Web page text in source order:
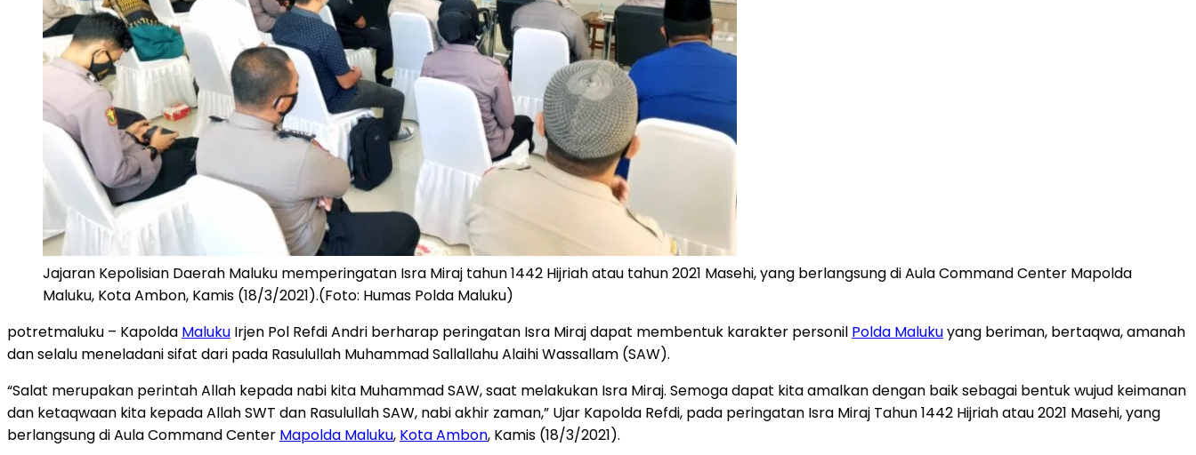
Jajaran Kepolisian Daerah Maluku memperingatan Isra Miraj tahun 1442 Hijriah atau tahun 2021 Masehi, yang berlangsung di Aula Command Center Mapolda
Maluku, Kota Ambon, Kamis (18/3/2021).(Foto: Humas Polda Maluku)
potretmaluku – Kapolda Maluku Irjen Pol Refdi Andri berharap peringatan Isra Miraj dapat membentuk karakter personil Polda Malukuyang beriman, bertaqwa, amanah
dan selalu meneladani sifat dari pada Rasulullah Muhammad Sallallahu Alaihi Wassallam (SAW).
“Salat merupakan perintah Allah kepada nabi kita Muhammad SAW, saat melakukan Isra Miraj. Semoga dapat kita amalkan dengan baik sebagai bentuk wujud keimanan
dan ketaqwaan kita kepada Allah SWT dan Rasulullah SAW, nabi akhir zaman,” Ujar Kapolda Refdi, pada peringatan Isra Miraj Tahun 1442 Hijriah atau 2021 Masehi, yang
berlangsung di Aula Command Center Mapolda Maluku, Kota Ambon, Kamis (18/3/2021).